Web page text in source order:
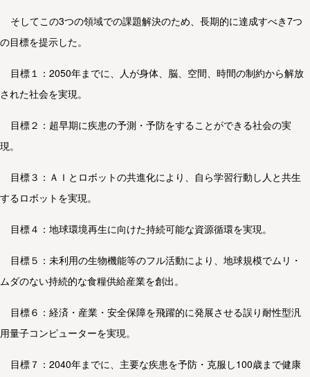
そしてこの3つの領域での課題解決のため、長期的に達成すべき7つ
の目標を提示した。
目標１：2050年までに、人が身体、脳、空間、時間の制約から解放
された社会を実現。
目標２：超早期に疾患の予測・予防をすることができる社会の実
現。
目標３：ＡＩとロボットの共進化により、自ら学習行動し人と共生
するロボットを実現。
目標４：地球環境再生に向けた持続可能な資源循環を実現。
目標５：未利用の生物機能等のフル活動により、地球規模でムリ・
ムダのない持続的な食糧供給産業を創出。
目標６：経済・産業・安全保障を飛躍的に発展させる誤り耐性型汎
用量子コンピューターを実現。
目標７：2040年までに、主要な疾患を予防・克服し100歳まで健康